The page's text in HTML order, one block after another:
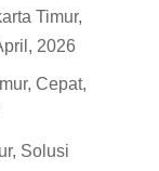
Timur,
2026
Cepat,
Solusi